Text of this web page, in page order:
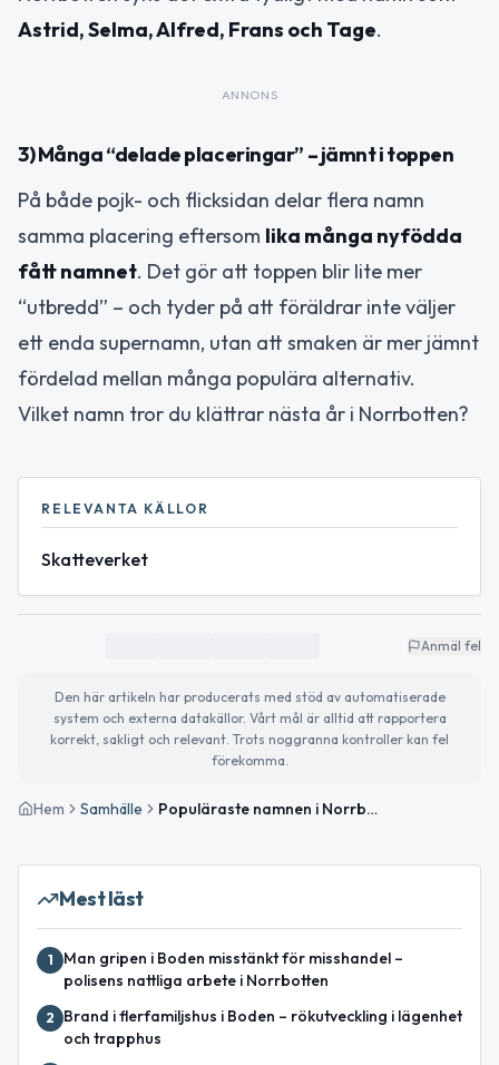
Astrid, Selma, Alfred, Frans och Tage.
ANNONS
3) Många “delade placeringar” – jämnt i toppen
På både pojk- och flicksidan delar flera namn
samma placering eftersom lika många nyfödda
fått namnet. Det gör att toppen blir lite mer
“utbredd” – och tyder på att föräldrar inte väljer
ett enda supernamn, utan att smaken är mer jämnt
fördelad mellan många populära alternativ.
Vilket namn tror du klättrar nästa år i Norrbotten?
RELEVANTA KÄLLOR
Skatteverket
Anmäl fel
Den här artikeln har producerats med stöd av automatiserade
system och externa datakällor. Vårt mål är alltid att rapportera
korrekt, sakligt och relevant. Trots noggranna kontroller kan fel
förekomma.
Hem Samhälle Populäraste namnen i Norrbotten 2025 – här är topplistorna för nyfödda
Mest läst
1
Man gripen i Boden misstänkt för misshandel –
polisens nattliga arbete i Norrbotten
2
Brand i flerfamiljshus i Boden – rökutveckling i lägenhet
och trapphus